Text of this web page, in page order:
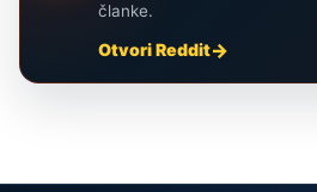
članke.
Otvori Reddit